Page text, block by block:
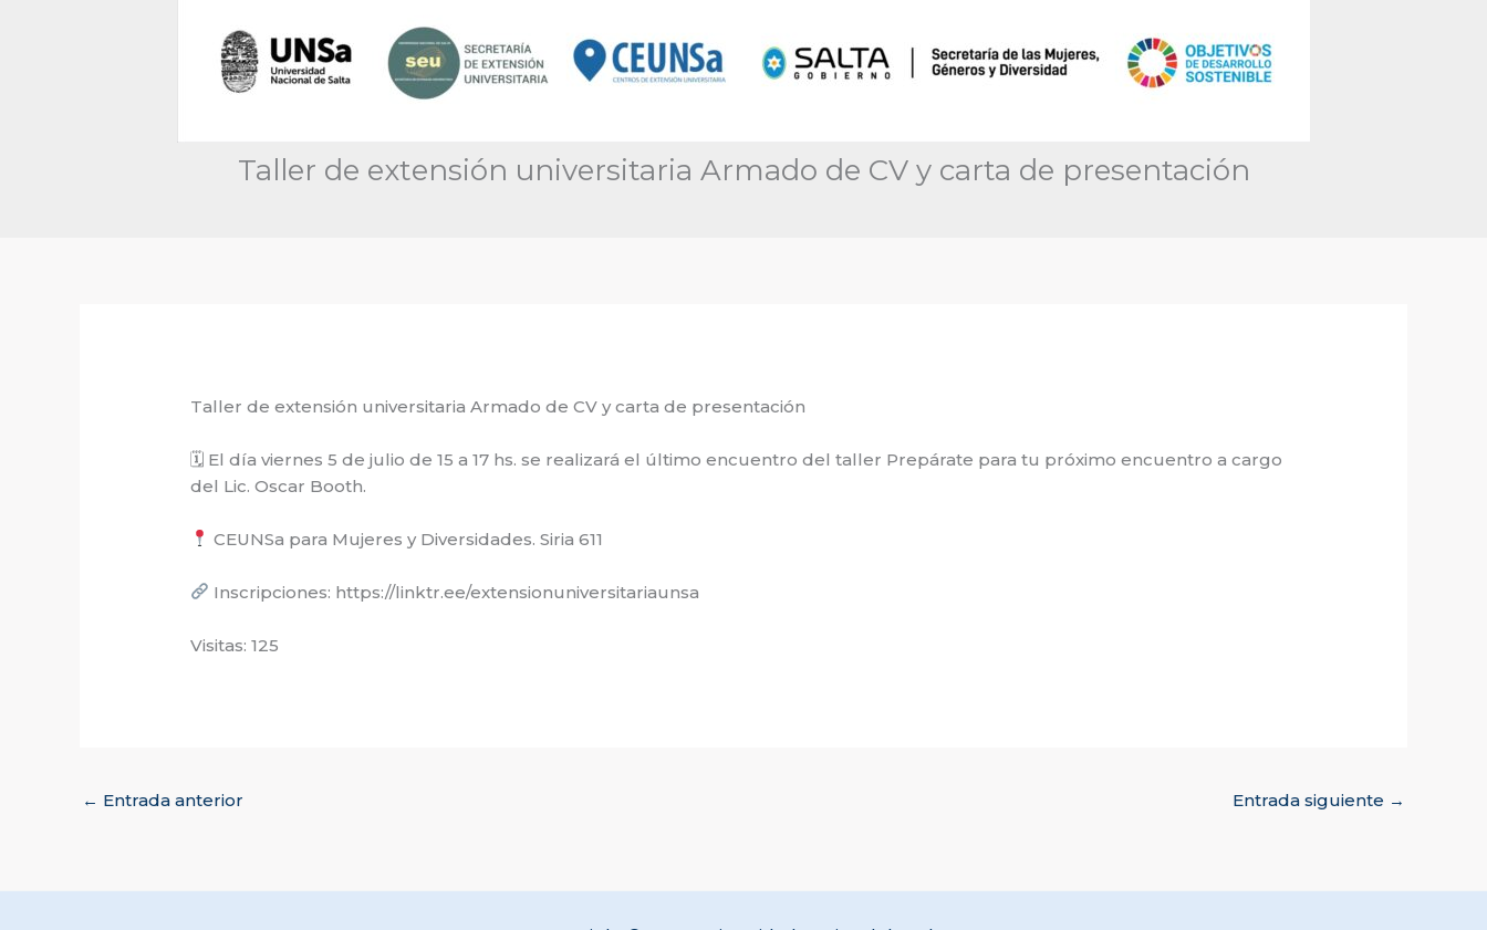
Taller de extensión universitaria Armado de CV y carta de presentación
Taller de extensión universitaria Armado de CV y carta de presentación
🗓 El día viernes 5 de julio de 15 a 17 hs. se realizará el último encuentro del taller Prepárate para tu próximo encuentro a cargo
del Lic. Oscar Booth.
CEUNSa para Mujeres y Diversidades. Siria 611
Inscripciones: https://linktr.ee/extensionuniversitariaunsa
Visitas: 125
← Entrada anterior Entrada siguiente →